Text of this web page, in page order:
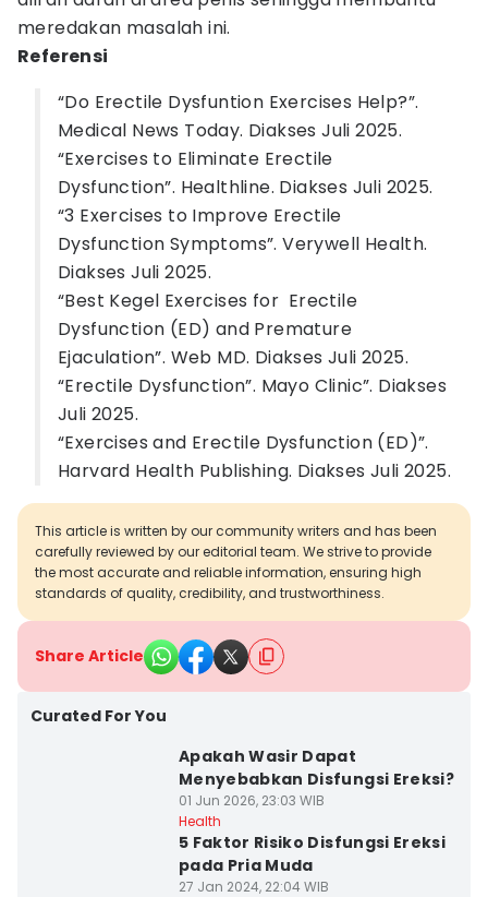
meredakan masalah ini.
Referensi
“Do Erectile Dysfuntion Exercises Help?”.
Medical News Today. Diakses Juli 2025.
“Exercises to Eliminate Erectile
Dysfunction”. Healthline. Diakses Juli 2025.
“3 Exercises to Improve Erectile
Dysfunction Symptoms”. Verywell Health.
Diakses Juli 2025.
“Best Kegel Exercises for Erectile
Dysfunction (ED) and Premature
Ejaculation”. Web MD. Diakses Juli 2025.
“Erectile Dysfunction”. Mayo Clinic”. Diakses
Juli 2025.
“Exercises and Erectile Dysfunction (ED)”.
Harvard Health Publishing. Diakses Juli 2025.
This article is written by our community writers and has been
carefully reviewed by our editorial team. We strive to provide
the most accurate and reliable information, ensuring high
standards of quality, credibility, and trustworthiness.
Share Article
Curated For You
Apakah Wasir Dapat
Menyebabkan Disfungsi Ereksi?
01 Jun 2026, 23:03 WIB
Health
5 Faktor Risiko Disfungsi Ereksi
pada Pria Muda
27 Jan 2024, 22:04 WIB